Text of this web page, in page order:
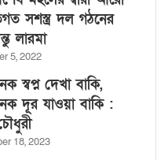
সশস্ত্র দল গঠনের
লারমা
5, 2022
স্বপ্ন দেখা বাকি,
দূর যাওয়া বাকি :
18, 2023